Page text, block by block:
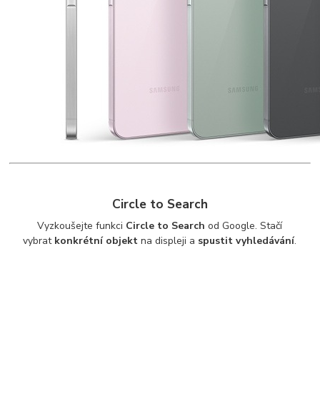
Circle to Search
Vyzkoušejte funkci Circle to Search od Google. Stačí
vybrat konkrétní objekt na displeji a spustit vyhledávání.